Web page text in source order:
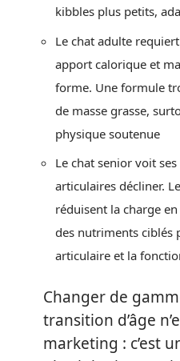
kibbles plus petits,
Le chat adulte
apport calorique et
forme. Une formule
de masse grasse,
physique soutenue
Le chat senior voit
articulaires décliner.
réduisent la charge
des nutriments ciblés
articulaire et la
Changer de
transition d’âge
marketing : c’est